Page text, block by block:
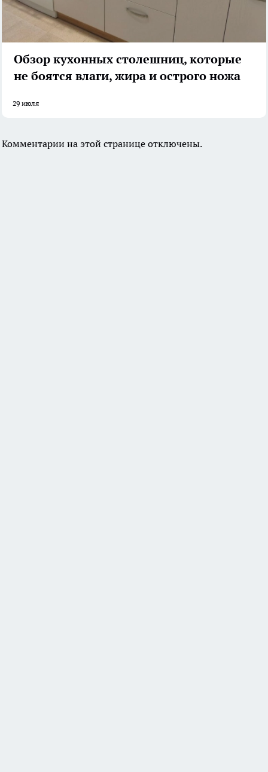
Обзор кухонных столешниц, которые
не боятся влаги, жира и острого ножа
29 июля
Комментарии на этой странице отключены.